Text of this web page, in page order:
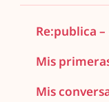
Re:publica
Mis
Mis